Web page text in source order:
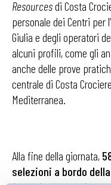
Resourcesdi Costa
personale dei Centri per
Giulia e degli operatori
alcuni profili, come gli
anche delle prove
centrale di Costa
Mediterranea.
Alla fine della giornata,
selezioni a bordo